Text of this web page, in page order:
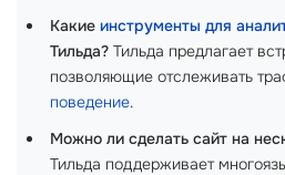
Какие инструменты для
Тильда? Тильда предлагает
позволяющие отслеживать
поведение.
Можно ли сделать сайт на
Тильда поддерживает